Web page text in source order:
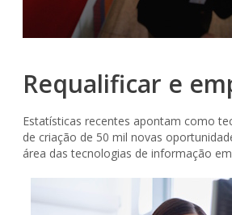
Requalificar e
Estatísticas recentes apontam como
de criação de 50 mil novas
área das tecnologias de informação